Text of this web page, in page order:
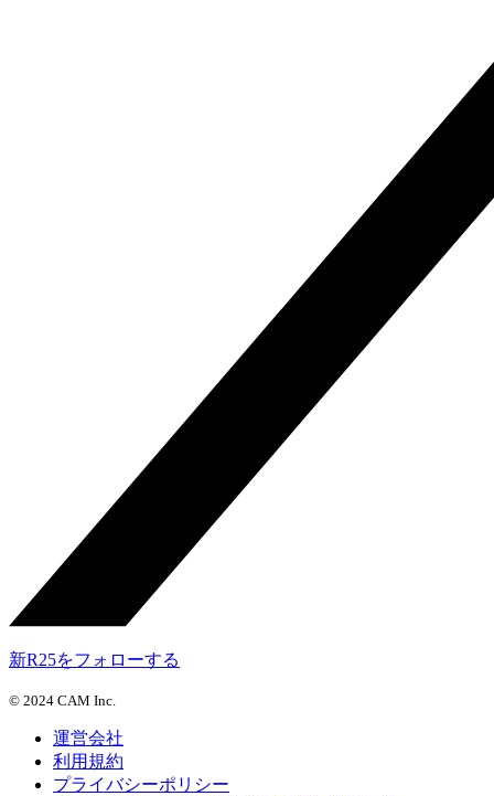
新R25をフォローする
© 2024 CAM Inc.
運営会社
利用規約
プライバシーポリシー